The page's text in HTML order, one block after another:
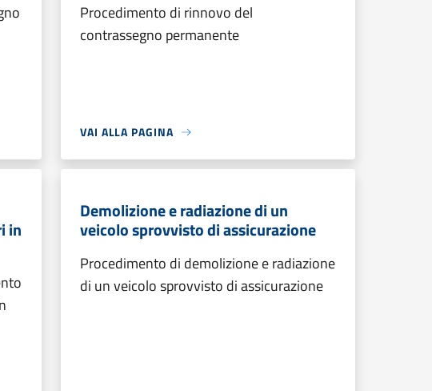
Procedimento di rinnovo del
contrassegno permanente
VAI ALLA PAGINA
in
Demolizione e radiazione di un
veicolo sprovvisto di assicurazione
Procedimento di demolizione e radiazione
di un veicolo sprovvisto di assicurazione